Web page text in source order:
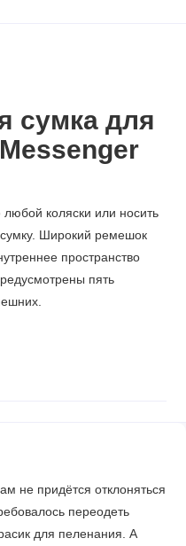
сумка для
коляски или носить
Широкий ремешок
пространство
пять
не придётся отклоняться
переодеть
для пеленания. А